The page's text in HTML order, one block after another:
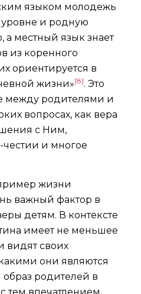
языком молодежь
уровне и родную
а местный язык знает
из коренного
ориентируется в
жизни»[8]. Это
между родителями и
вопросах, как вера
с Ним,
честии и многое
жизни
важный фактор в
детям. В контексте
имеет не меньшее
видят своих
они являются
родителей в